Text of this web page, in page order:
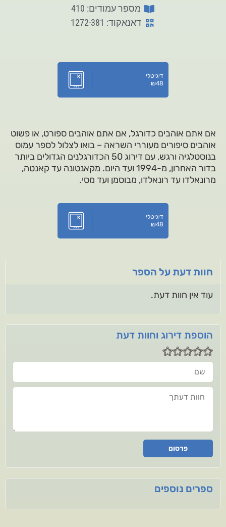
מספר עמודים: 410
דאנאקוד: 1272-381
דיגיטלי
₪48
אם אתם אוהבים כדורגל, אם אתם אוהבים ספורט, או פשוט
אוהבים סיפורים מעוררי השראה – בואו לצלול לספר עמוס
בנוסטלגיה ורגש, עם דירוג 50 הכדורגלנים הגדולים ביותר
בדור האחרון, מ-1994 ועד היום. מקאנטונה עד קאנטה,
מרונאלדו עד רונאלדו, מבוסמן ועד מסי.
דיגיטלי
₪48
חוות דעת על הספר
עוד אין חוות דעת.
הוספת דירוג וחוות דעת
שם
חוות דעתך
פרסום
ספרים נוספים